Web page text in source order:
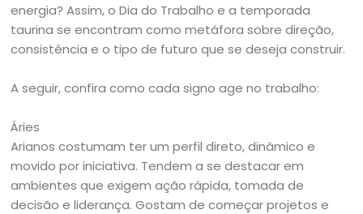
energia? Assim, o Dia do Trabalho e a temporada
taurina se encontram como metáfora sobre direção,
consistência e o tipo de futuro que se deseja construir.
A seguir, confira como cada signo age no trabalho:
Áries
Arianos costumam ter um perfil direto, dinâmico e
movido por iniciativa. Tendem a se destacar em
ambientes que exigem ação rápida, tomada de
decisão e liderança. Gostam de começar projetos e